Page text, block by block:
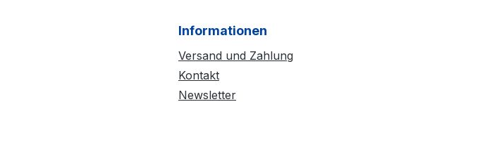
Informationen
Versand und Zahlung
Kontakt
Newsletter